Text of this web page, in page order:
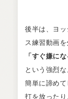
後半は、ヨ
ス練習動画
「すぐ嫌に
という強烈な
簡単に諦め
打を放った